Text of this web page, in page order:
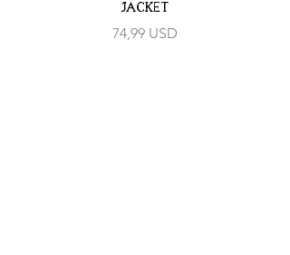
Jacket
Preț
74,99 USD